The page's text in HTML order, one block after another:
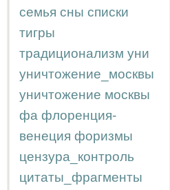
семья сны списки
тигры
традиционализм уни
уничтожение_москвы
уничтожение москвы
фа флоренция-
венеция форизмы
цензура_контроль
цитаты_фрагменты